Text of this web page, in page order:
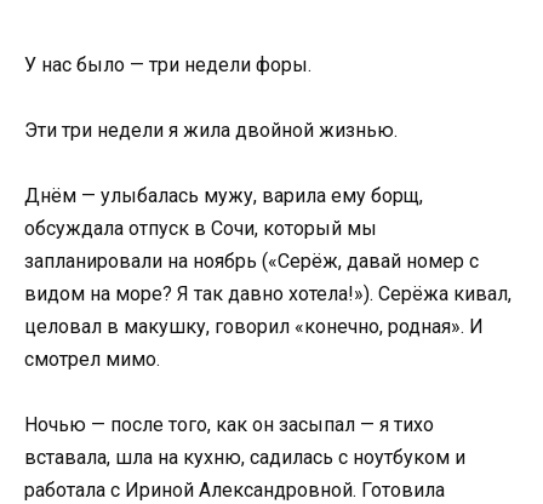
У нас было — три недели форы.
Эти три недели я жила двойной жизнью.
Днём — улыбалась мужу, варила ему борщ,
обсуждала отпуск в Сочи, который мы
запланировали на ноябрь («Серёж, давай номер с
видом на море? Я так давно хотела!»). Серёжа кивал,
целовал в макушку, говорил «конечно, родная». И
смотрел мимо.
Ночью — после того, как он засыпал — я тихо
вставала, шла на кухню, садилась с ноутбуком и
работала с Ириной Александровной. Готовила